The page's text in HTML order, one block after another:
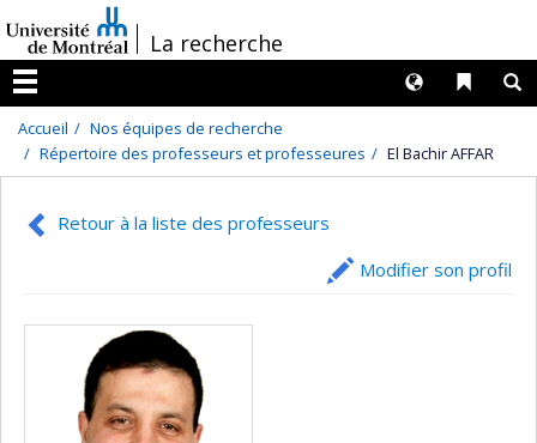
au
contenu
/La recherche
Menu
Liens
Langues
Accueil
Nos équipes de recherche
Répertoire des professeurs et professeures
El Bachir AFFAR
Retour à la liste des professeurs
Modifier son profil